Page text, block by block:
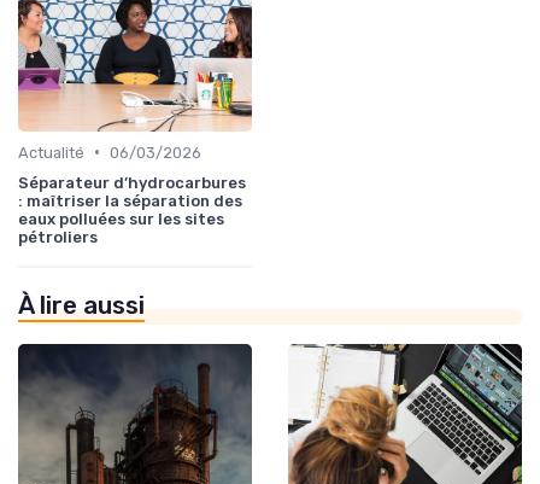
Actualité • 06/03/2026
Séparateur d’hydrocarbures
: maîtriser la séparation des
eaux polluées sur les sites
pétroliers
À lire aussi